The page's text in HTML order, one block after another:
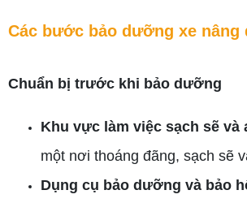
Các bước bảo dưỡng xe nâng
Chuẩn bị trước khi bảo dưỡng
Khu vực làm việc sạch sẽ và
một nơi thoáng đãng, sạch sẽ
Dụng cụ bảo dưỡng và bảo